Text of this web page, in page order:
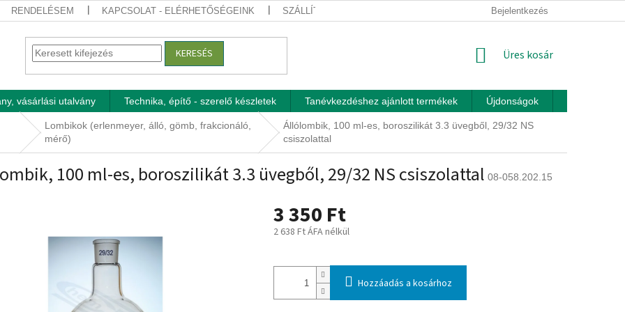
RENDELÉSEM KAPCSOLAT - ELÉRHETŐSÉGEINK SZÁLLÍTÁSI FELTÉTELEK ÜZLETI FELTÉTELEK (ÁSZF)
Bejelentkezés
KERESÉS KOSÁR
Üres kosár
vásárlási utalvány Technika, építő - szerelő készletek Tanévkezdéshez ajánlott termékek Újdonságok
Lombikok (erlenmeyer, álló, gömb, frakcionáló,
mérő)
Állólombik, 100 ml-es, boroszilikát 3.3 üvegből, 29/32 NS
csiszolattal
100 ml-es, boroszilikát 3.3 üvegből, 29/32 NS csiszolattal 08-058.202.15
3 350 Ft
2 638 Ft ÁFA nélkül
Hozzáadás a kosárhoz